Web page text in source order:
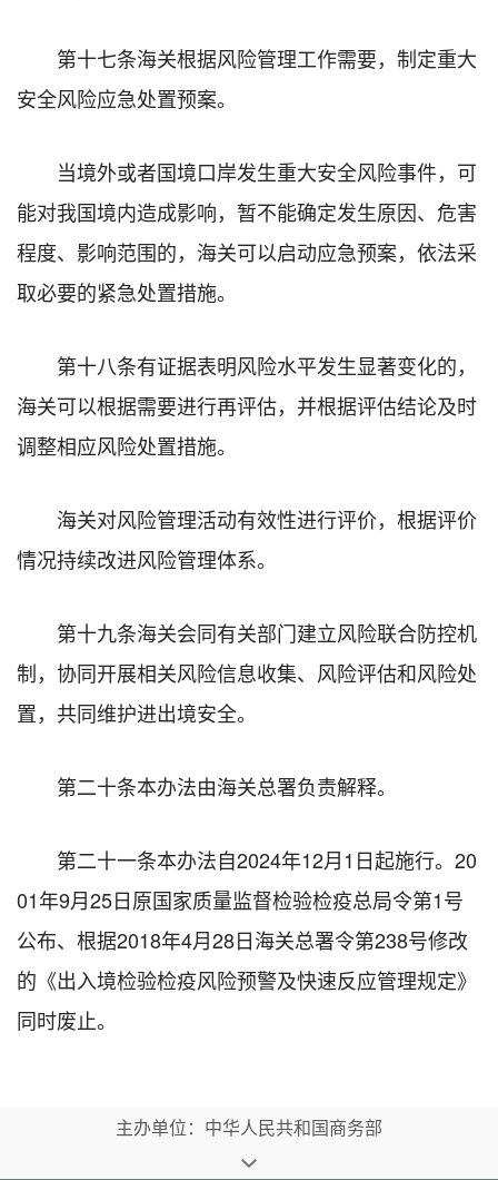
第十七条海关根据风险管理工作需要，制定重大
安全风险应急处置预案。
当境外或者国境口岸发生重大安全风险事件，可
能对我国境内造成影响，暂不能确定发生原因、危害
程度、影响范围的，海关可以启动应急预案，依法采
取必要的紧急处置措施。
第十八条有证据表明风险水平发生显著变化的，
海关可以根据需要进行再评估，并根据评估结论及时
调整相应风险处置措施。
海关对风险管理活动有效性进行评价，根据评价
情况持续改进风险管理体系。
第十九条海关会同有关部门建立风险联合防控机
制，协同开展相关风险信息收集、风险评估和风险处
置，共同维护进出境安全。
第二十条本办法由海关总署负责解释。
第二十一条本办法自2024年12月1日起施行。20
01年9月25日原国家质量监督检验检疫总局令第1号
公布、根据2018年4月28日海关总署令第238号修改
的《出入境检验检疫风险预警及快速反应管理规定》
同时废止。
主办单位：中华人民共和国商务部